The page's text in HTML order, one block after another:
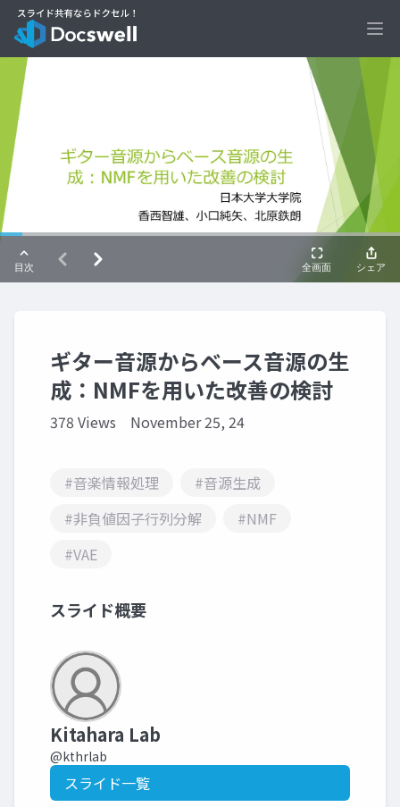
ギター音源からベース音源の生
成：NMFを用いた改善の検討
378 Views November 25, 24
#音楽情報処理
#音源生成
#非負値因子行列分解
#NMF
#VAE
スライド概要
Kitahara Lab
@kthrlab
スライド一覧